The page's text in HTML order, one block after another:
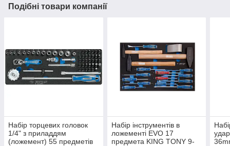
Подібні товари компанії
Набір торцевих головок
1/4" з приладдям
(ложемент) 55 предметів
Набір інструментів в
ложементі EVO 17
предмета KING TONY 9-